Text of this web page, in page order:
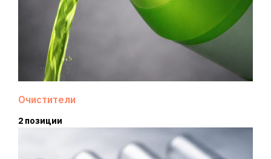
Очистители
2 позиции